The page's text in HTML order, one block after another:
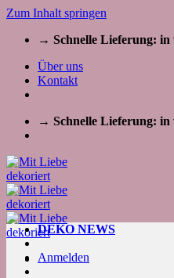
Zum Inhalt springen
→ Schnelle Lieferung: in
Über uns
Kontakt
→ Schnelle Lieferung: in
DEKO NEWS
Anmelden